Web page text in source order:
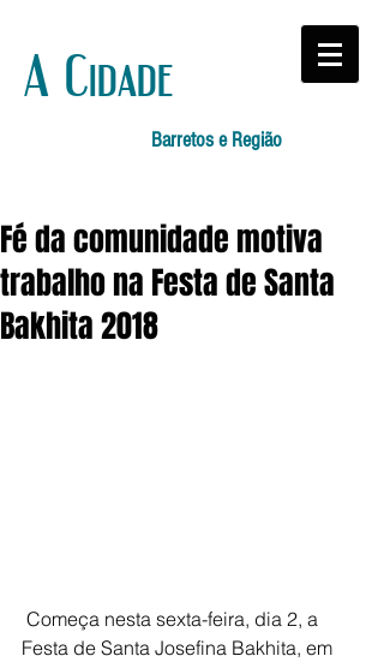
A Cidade
Barretos e Região
Fé da comunidade motiva
trabalho na Festa de Santa
Bakhita 2018
Festa de Santa Josefina Bakhita, em